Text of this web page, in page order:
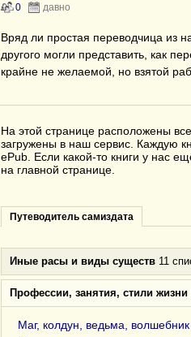
0 давно
Вряд ли простая переводчица из
другого могли представить, как
крайне не желаемой, но взятой
На этой странице расположены
загружены в наш сервис. Каждую
ePub. Если какой-то книги у нас
на главной странице.
Путеводитель самиздата
Иные расы и виды существ 11
Профессии, занятия, стили жизни
Маг, колдун, ведьма, волшебник